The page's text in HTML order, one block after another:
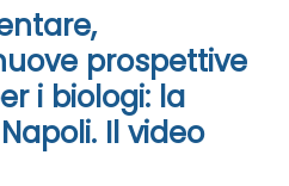
prospettive
i biologi: la
Il video